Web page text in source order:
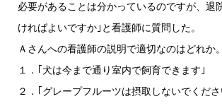
必要があることは分かっているのですが、退
ければよいですか｣と看護師に質問した。
Ａさんへの看護師の説明で適切なのはどれか。
１．｢犬は今まで通り室内で飼育できます｣
２．｢グレープフルーツは摂取しないでくださ